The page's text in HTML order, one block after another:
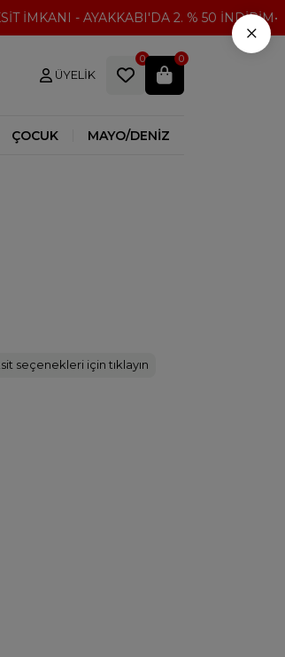
- AYAKKABI'DA 2. % 50 İNDİRİM
ÜYELIK
0 0
ÇOCUK MAYO/DENİZ
seçenekleri için tıklayın
×